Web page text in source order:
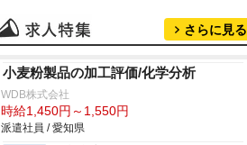
さらに見る
小麦粉製品の加工評価/化学分析
WDB株式会社
時給1,450円～1,550円
派遣社員 / 愛知県